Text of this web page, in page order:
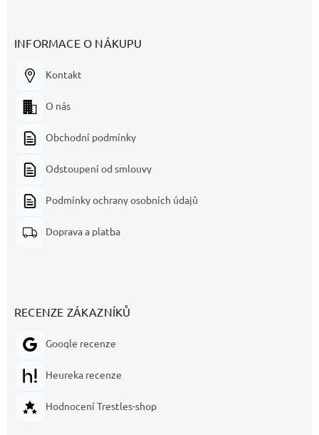
INFORMACE O NÁKUPU
Kontakt
O nás
Obchodní podmínky
Odstoupení od smlouvy
Podmínky ochrany osobních údajů
Doprava a platba
RECENZE ZÁKAZNÍKŮ
Google recenze
Heureka recenze
Hodnocení Trestles-shop